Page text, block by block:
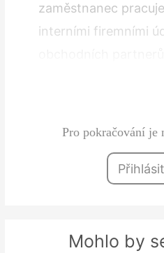
zaměstnanec
interními firemními
Pro pokračování je
Mohlo by